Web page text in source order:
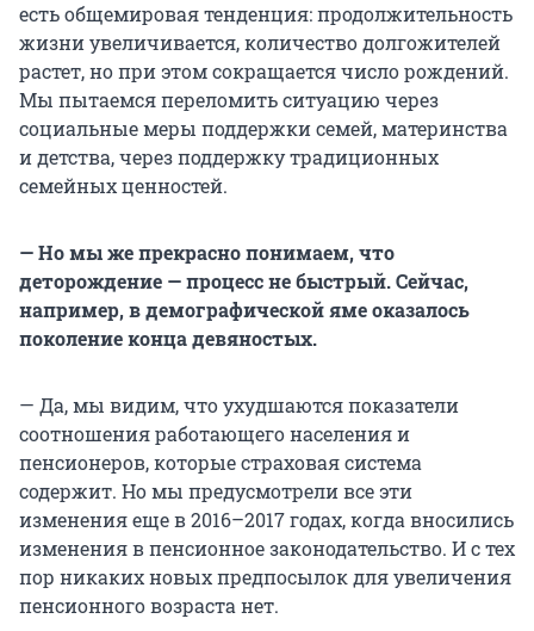
есть общемировая тенденция: продолжительность
жизни увеличивается, количество долгожителей
растет, но при этом сокращается число рождений.
Мы пытаемся переломить ситуацию через
социальные меры поддержки семей, материнства
и детства, через поддержку традиционных
семейных ценностей.
— Но мы же прекрасно понимаем, что
деторождение — процесс не быстрый. Сейчас,
например, в демографической яме оказалось
поколение конца девяностых.
— Да, мы видим, что ухудшаются показатели
соотношения работающего населения и
пенсионеров, которые страховая система
содержит. Но мы предусмотрели все эти
изменения еще в 2016–2017 годах, когда вносились
изменения в пенсионное законодательство. И с тех
пор никаких новых предпосылок для увеличения
пенсионного возраста нет.